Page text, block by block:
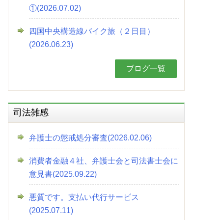
①(2026.07.02)
四国中央構造線バイク旅（２日目）
(2026.06.23)
ブログ一覧
司法雑感
弁護士の懲戒処分審査(2026.02.06)
消費者金融４社、弁護士会と司法書士会に
意見書(2025.09.22)
悪質です。支払い代行サービス
(2025.07.11)